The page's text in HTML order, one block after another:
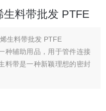
料带批发 PTFE
生料带批发 PTFE
种辅助用品，用于管件连接
料带是一种新颖理想的密封